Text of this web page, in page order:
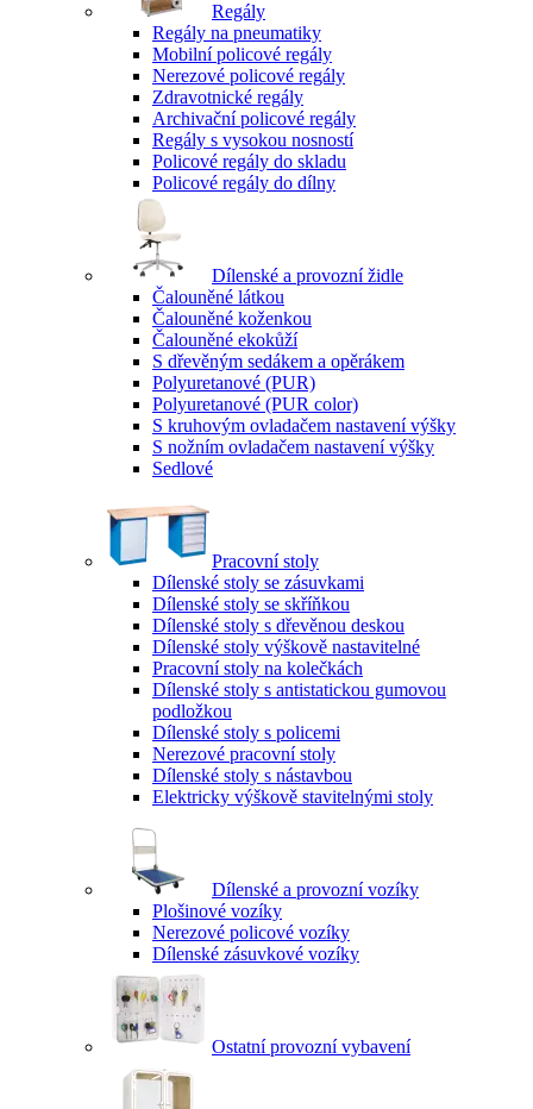
Regály
Regály na pneumatiky
Mobilní policové regály
Nerezové policové regály
Zdravotnické regály
Archivační policové regály
Regály s vysokou nosností
Policové regály do skladu
Policové regály do dílny
Dílenské a provozní židle
Čalouněné látkou
Čalouněné koženkou
Čalouněné ekokůží
S dřevěným sedákem a opěrákem
Polyuretanové (PUR)
Polyuretanové (PUR color)
S kruhovým ovladačem nastavení výšky
S nožním ovladačem nastavení výšky
Sedlové
Pracovní stoly
Dílenské stoly se zásuvkami
Dílenské stoly se skříňkou
Dílenské stoly s dřevěnou deskou
Dílenské stoly výškově nastavitelné
Pracovní stoly na kolečkách
Dílenské stoly s antistatickou gumovou
podložkou
Dílenské stoly s policemi
Nerezové pracovní stoly
Dílenské stoly s nástavbou
Elektricky výškově stavitelnými stoly
Dílenské a provozní vozíky
Plošinové vozíky
Nerezové policové vozíky
Dílenské zásuvkové vozíky
Ostatní provozní vybavení